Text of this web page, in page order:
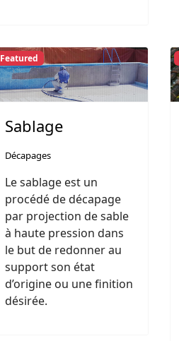
Featured
Sablage
Décapages
Le sablage est un
procédé de décapage
par projection de sable
à haute pression dans
le but de redonner au
support son état
d’origine ou une finition
désirée.